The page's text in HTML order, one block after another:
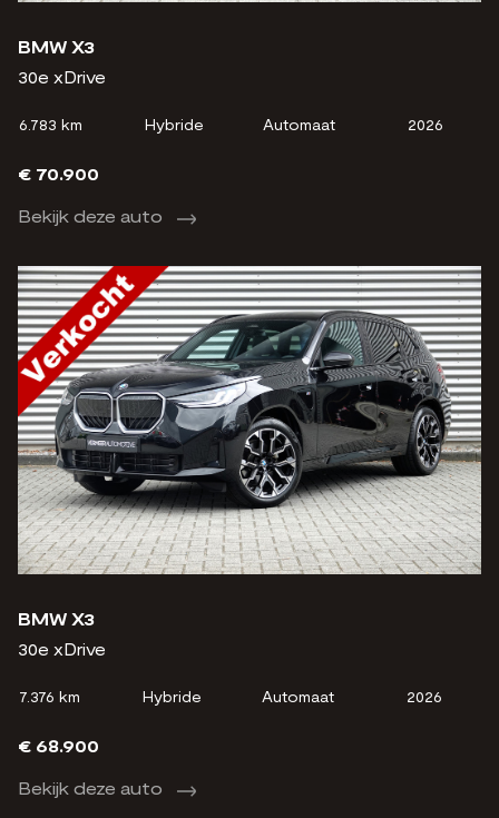
BMW X3
30e xDrive
6.783 km Hybride Automaat 2026
€ 70.900
Bekijk deze auto
BMW X3
30e xDrive
7.376 km Hybride Automaat 2026
€ 68.900
Bekijk deze auto